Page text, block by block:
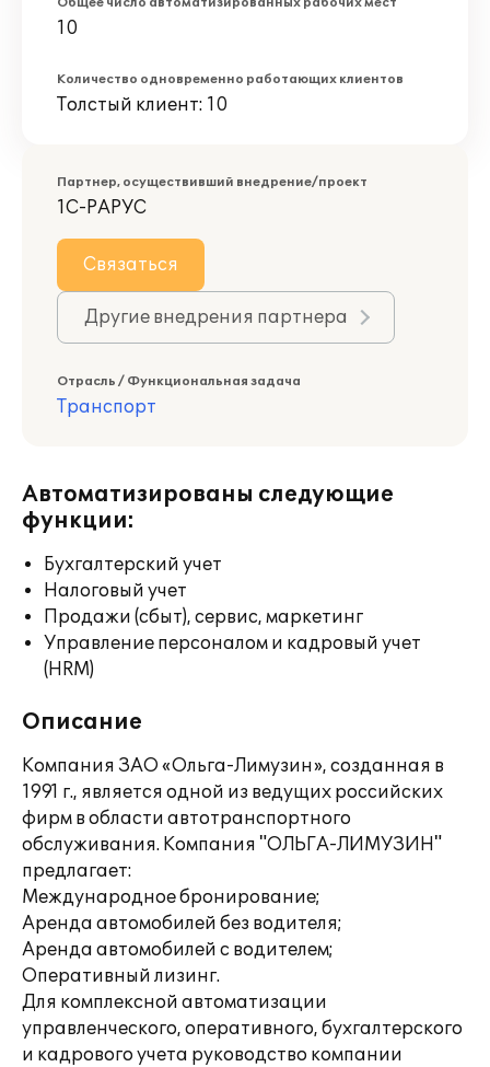
10
Количество одновременно работающих клиентов
Толстый клиент: 10
Партнер, осуществивший внедрение/проект
1С-РАРУС
Связаться
Другие внедрения партнера
Отрасль / Функциональная задача
Транспорт
Автоматизированы следующие
функции:
Бухгалтерский учет
Налоговый учет
Продажи (сбыт), сервис, маркетинг
Управление персоналом и кадровый учет
(HRM)
Описание
Компания ЗАО «Ольга-Лимузин», созданная в
1991 г., является одной из ведущих российских
фирм в области автотранспортного
обслуживания. Компания "ОЛЬГА-ЛИМУЗИН"
предлагает:
Международное бронирование;
Аренда автомобилей без водителя;
Аренда автомобилей с водителем;
Оперативный лизинг.
Для комплексной автоматизации
управленческого, оперативного, бухгалтерского
и кадрового учета руководство компании